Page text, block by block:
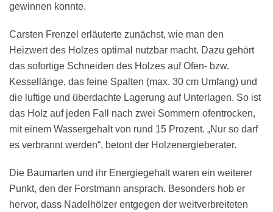
gewinnen konnte.
Carsten Frenzel erläuterte zunächst, wie man den
Heizwert des Holzes optimal nutzbar macht. Dazu gehört
das sofortige Schneiden des Holzes auf Ofen- bzw.
Kessellänge, das feine Spalten (max. 30 cm Umfang) und
die luftige und überdachte Lagerung auf Unterlagen. So ist
das Holz auf jeden Fall nach zwei Sommern ofentrocken,
mit einem Wassergehalt von rund 15 Prozent. „Nur so darf
es verbrannt werden“, betont der Holzenergieberater.
Die Baumarten und ihr Energiegehalt waren ein weiterer
Punkt, den der Forstmann ansprach. Besonders hob er
hervor, dass Nadelhölzer entgegen der weitverbreiteten